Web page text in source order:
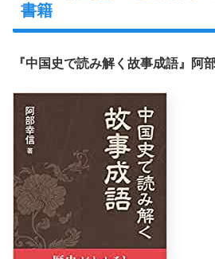
書籍
『中国史で読み解く故事成語』阿